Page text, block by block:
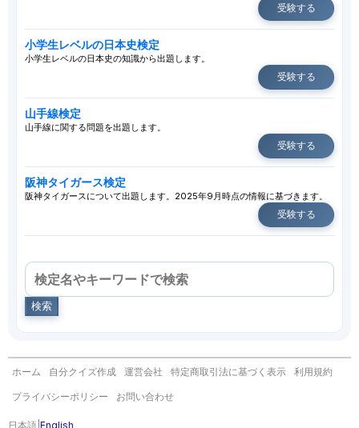
受験する
小学生レベルの日本史検定
小学生レベルの日本史の知識から出題します。
受験する
山手線検定
山手線に関する問題を出題します。
受験する
阪神タイガース検定
阪神タイガースについて出題します。2025年9月時点の情報に基づきます。
受験する
検索
ホーム 自分クイズ作成 運営会社 特定商取引法に基づく表示 利用規約
プライバシーポリシー お問い合わせ
日本語 English